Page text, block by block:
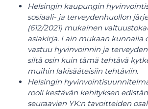
Helsingin kaupungin
sosiaali- ja terveydenhuollon
(612/2021) mukainen
asiakirja. Lain mukaan kunnalla
vastuu hyvinvoinnin ja
siltä osin kuin tämä tehtävä
muihin lakisääteisiin tehtäviin.
Helsingin
rooli kestävän kehityksen
seuraavien YK:n tavoitteiden